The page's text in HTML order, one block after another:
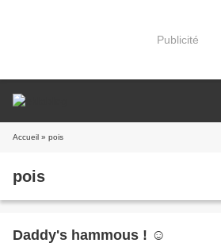
Publicité
Accueil » pois
pois
Daddy's hammous ! ☺